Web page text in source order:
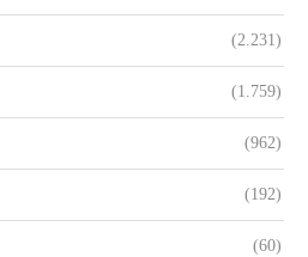
(2.231)
(1.759)
(962)
(192)
(60)